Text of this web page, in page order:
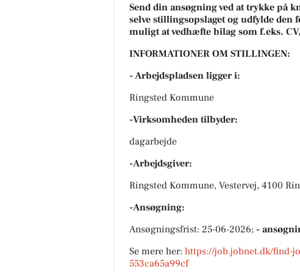
Send din ansøgning ved at trykke på
selve stillingsopslaget og udfylde
muligt at vedhæfte bilag som f.eks.
INFORMATIONER OM STILLINGEN:
- Arbejdspladsen ligger i:
Ringsted Kommune
-Virksomheden tilbyder:
dagarbejde
-Arbejdsgiver:
Ringsted Kommune, Vestervej, 4100
-Ansøgning:
Ansøgningsfrist: 25-06-2026; -
Se mere her: https://job.jobnet.dk/find-
553ca65a99cf